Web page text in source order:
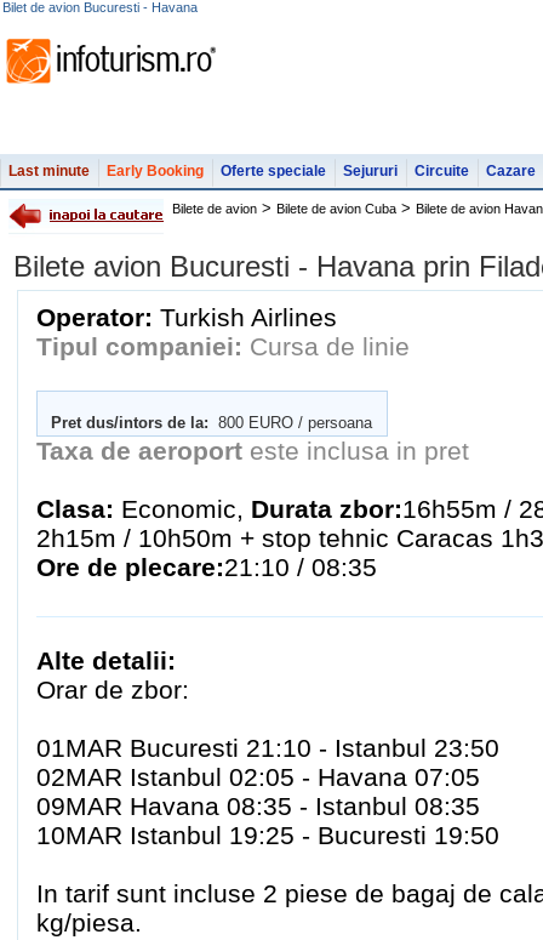
Bilet de avion Bucuresti - Havana
Last minute Early Booking Oferte speciale Sejururi Circuite Cazare
Bilete de avion > Bilete de avion Cuba > Bilete de avion
Bilete avion Bucuresti - Havana prin
Operator: Turkish Airlines
Tipul companiei: Cursa de linie
Pret dus/intors de la: 800 EURO / persoana
Taxa de aeroport este inclusa in pret
Clasa: Economic, Durata zbor:16h55m /
2h15m / 10h50m + stop tehnic Caracas
Ore de plecare:21:10 / 08:35
Alte detalii:
Orar de zbor:
01MAR Bucuresti 21:10 - Istanbul 23:50
02MAR Istanbul 02:05 - Havana 07:05
09MAR Havana 08:35 - Istanbul 08:35
10MAR Istanbul 19:25 - Bucuresti 19:50
In tarif sunt incluse 2 piese de bagaj de
kg/piesa.